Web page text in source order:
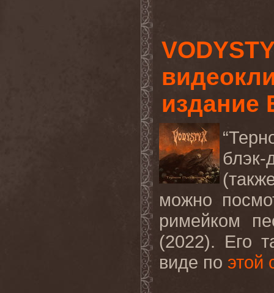
издание
можно
римейком
(2022). Его
виде по этой